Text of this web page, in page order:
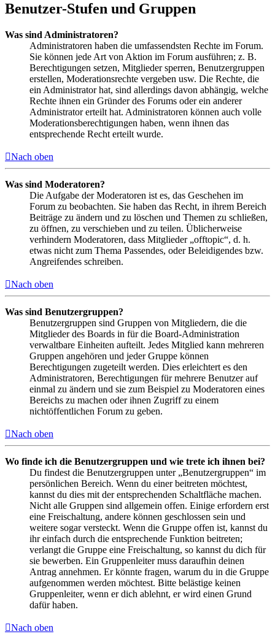
Benutzer-Stufen und Gruppen
Was sind Administratoren?
Administratoren haben die umfassendsten Rechte im Forum.
Sie können jede Art von Aktion im Forum ausführen; z. B.
Berechtigungen setzen, Mitglieder sperren, Benutzergruppen
erstellen, Moderationsrechte vergeben usw. Die Rechte, die
ein Administrator hat, sind allerdings davon abhängig, welche
Rechte ihnen ein Gründer des Forums oder ein anderer
Administrator erteilt hat. Administratoren können auch volle
Moderationsberechtigungen haben, wenn ihnen das
entsprechende Recht erteilt wurde.
Nach oben
Was sind Moderatoren?
Die Aufgabe der Moderatoren ist es, das Geschehen im
Forum zu beobachten. Sie haben das Recht, in ihrem Bereich
Beiträge zu ändern und zu löschen und Themen zu schließen,
zu öffnen, zu verschieben und zu teilen. Üblicherweise
verhindern Moderatoren, dass Mitglieder „offtopic“, d. h.
etwas nicht zum Thema Passendes, oder Beleidigendes bzw.
Angreifendes schreiben.
Nach oben
Was sind Benutzergruppen?
Benutzergruppen sind Gruppen von Mitgliedern, die die
Mitglieder des Boards in für die Board-Administration
verwaltbare Einheiten aufteilt. Jedes Mitglied kann mehreren
Gruppen angehören und jeder Gruppe können
Berechtigungen zugeteilt werden. Dies erleichtert es den
Administratoren, Berechtigungen für mehrere Benutzer auf
einmal zu ändern und sie zum Beispiel zu Moderatoren eines
Bereichs zu machen oder ihnen Zugriff zu einem
nichtöffentlichen Forum zu geben.
Nach oben
Wo finde ich die Benutzergruppen und wie trete ich ihnen bei?
Du findest die Benutzergruppen unter „Benutzergruppen“ im
persönlichen Bereich. Wenn du einer beitreten möchtest,
kannst du dies mit der entsprechenden Schaltfläche machen.
Nicht alle Gruppen sind allgemein offen. Einige erfordern erst
eine Freischaltung, andere können geschlossen sein und
weitere sogar versteckt. Wenn die Gruppe offen ist, kannst du
ihr einfach durch die entsprechende Funktion beitreten;
verlangt die Gruppe eine Freischaltung, so kannst du dich für
sie bewerben. Ein Gruppenleiter muss daraufhin deinen
Antrag annehmen. Er könnte fragen, warum du in die Gruppe
aufgenommen werden möchtest. Bitte belästige keinen
Gruppenleiter, wenn er dich ablehnt, er wird einen Grund
dafür haben.
Nach oben